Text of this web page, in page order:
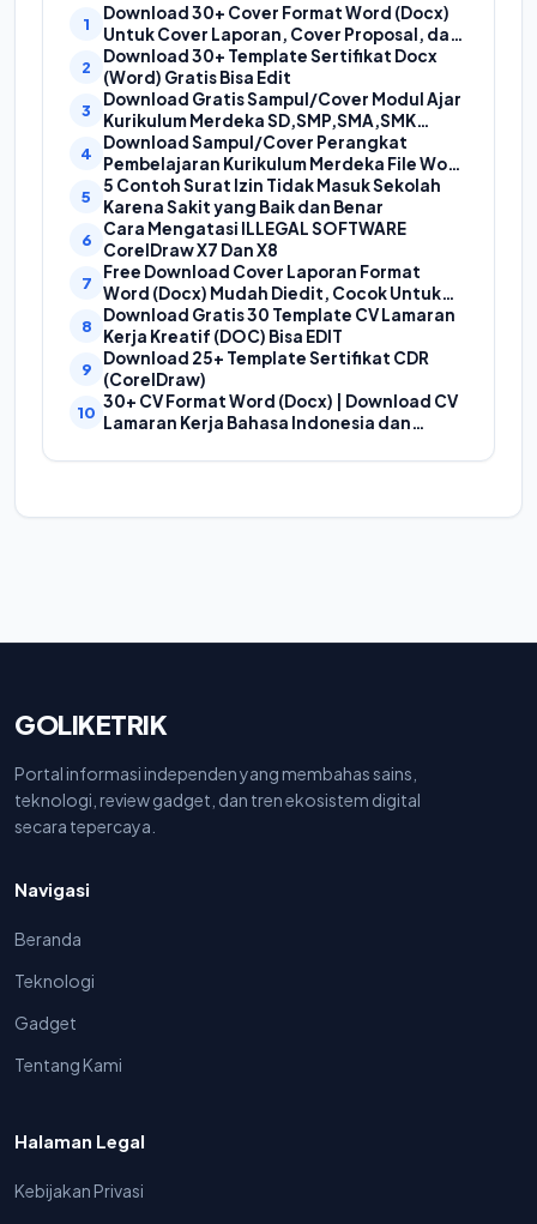
Download 30+ Cover Format Word (Docx)
Untuk Cover Laporan, Cover Proposal, dan
Cover Makalah
Download 30+ Template Sertifikat Docx
(Word) Gratis Bisa Edit
Download Gratis Sampul/Cover Modul Ajar
Kurikulum Merdeka SD,SMP,SMA,SMK
Format Doc (Ms Word)
Download Sampul/Cover Perangkat
Pembelajaran Kurikulum Merdeka File Word
(Doc) | Contoh Cover Kurikum Merdeka
5 Contoh Surat Izin Tidak Masuk Sekolah
Karena Sakit yang Baik dan Benar
Cara Mengatasi ILLEGAL SOFTWARE
CorelDraw X7 Dan X8
Free Download Cover Laporan Format
Word (Docx) Mudah Diedit, Cocok Untuk
Cover Laporan Kegiatan, Makalah Dan
Proposal
Download Gratis 30 Template CV Lamaran
Kerja Kreatif (DOC) Bisa EDIT
Download 25+ Template Sertifikat CDR
(CorelDraw)
30+ CV Format Word (Docx) | Download CV
Lamaran Kerja Bahasa Indonesia dan
GOLIKETRIK
Portal informasi independen yang membahas sains,
teknologi, review gadget, dan tren ekosistem digital
secara tepercaya.
Navigasi
Beranda
Teknologi
Gadget
Tentang Kami
Halaman Legal
Kebijakan Privasi